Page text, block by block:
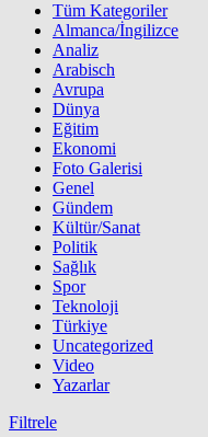
Tüm Kategoriler
Almanca/İngilizce
Analiz
Arabisch
Avrupa
Dünya
Eğitim
Ekonomi
Foto Galerisi
Genel
Gündem
Kültür/Sanat
Politik
Sağlık
Spor
Teknoloji
Türkiye
Uncategorized
Video
Yazarlar
Filtrele